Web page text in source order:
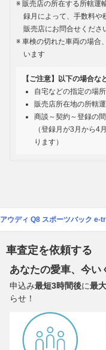
販売店の所在する所轄運
録月によって、手数料や
販売店にお問合せくださ
車検の切れた車両の場合
います
【ご注意】以下の場合
自宅などの指定の場
販売店所在地の所轄
商談～契約～登録の
（登録月が3月から4
ります）
アウディ Q8 スポーツバック e-
車査定を依頼する
あなたの愛車、今い
申込み最短3時間後に最
らせ！